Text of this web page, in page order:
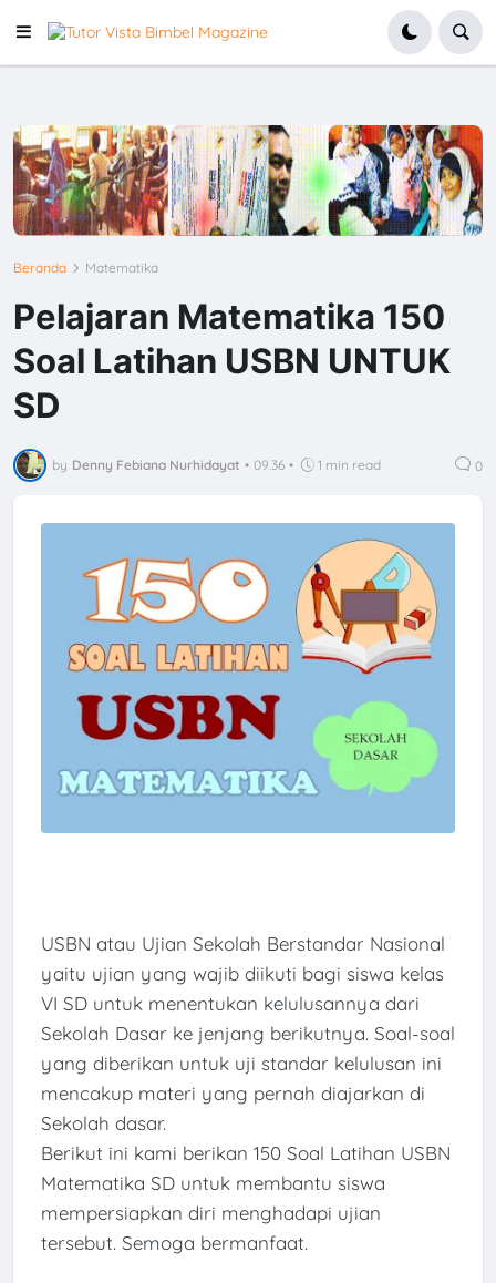
Beranda Matematika
Pelajaran Matematika 150
Soal Latihan USBN UNTUK
SD
by Denny Febiana Nurhidayat • 09.36 • 1 min read 0
USBN atau Ujian Sekolah Berstandar Nasional
yaitu ujian yang wajib diikuti bagi siswa kelas
VI SD untuk menentukan kelulusannya dari
Sekolah Dasar ke jenjang berikutnya. Soal-soal
yang diberikan untuk uji standar kelulusan ini
mencakup materi yang pernah diajarkan di
Sekolah dasar.
Berikut ini kami berikan 150 Soal Latihan USBN
Matematika SD untuk membantu siswa
mempersiapkan diri menghadapi ujian
tersebut. Semoga bermanfaat.